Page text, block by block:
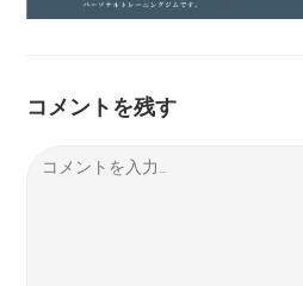
コメントを残す